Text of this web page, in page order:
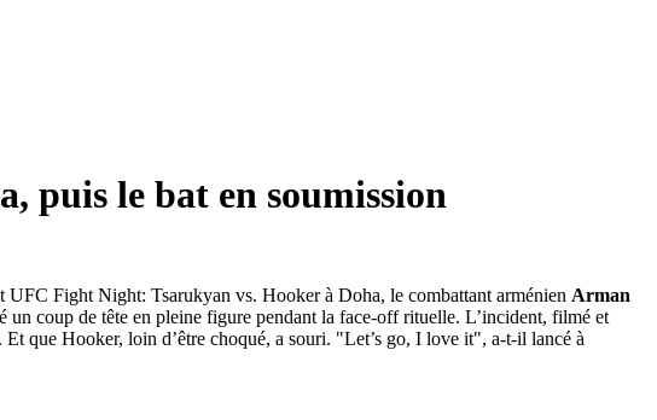
puis le bat en soumission
UFC Fight Night: Tsarukyan vs. Hookerà Doha, le combattant arménien Arman
un coup de tête en pleine figure pendant la face-off rituelle. L’incident, filmé et
que Hooker, loin d’être choqué, a souri. "Let’s go, I love it", a-t-il lancé à